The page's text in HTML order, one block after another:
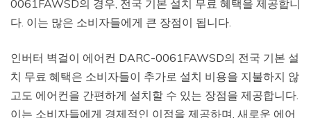
0061FAWSD의 경우, 전국 기본 설치 무료 혜택을 제공합니
다. 이는 많은 소비자들에게 큰 장점이 됩니다.
인버터 벽걸이 에어컨 DARC-0061FAWSD의 전국 기본 설
치 무료 혜택은 소비자들이 추가로 설치 비용을 지불하지 않
고도 에어컨을 간편하게 설치할 수 있는 장점을 제공합니다.
이는 소비자들에게 경제적인 이점을 제공하며, 새로운 에어